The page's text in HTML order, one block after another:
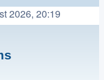
2026, 20:19